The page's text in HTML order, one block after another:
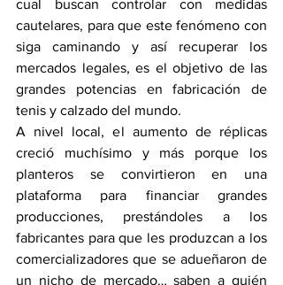
cual buscan controlar con medidas
cautelares, para que este fenómeno con
siga caminando y así recuperar los
mercados legales, es el objetivo de las
grandes potencias en fabricación de
tenis y calzado del mundo.
A nivel local, el aumento de réplicas
creció muchísimo y más porque los
planteros se convirtieron en una
plataforma para financiar grandes
producciones, prestándoles a los
fabricantes para que les produzcan a los
comercializadores que se adueñaron de
un nicho de mercado… saben a quién